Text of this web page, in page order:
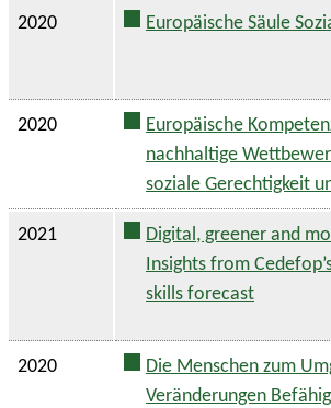
2020 Europäische Säule
2020
Europäische
nachhaltige
soziale Gerechtigkeit
2021
Digital, greener and
Insights from
skills forecast
2020
Die Menschen zum
Veränderungen